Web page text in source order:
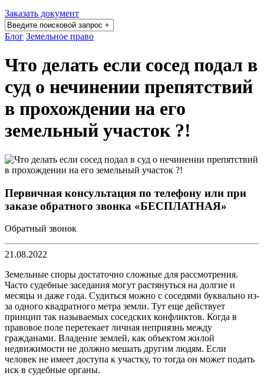
Заказать документ
Блог Земельное право
Что делать если сосед подал в
суд о нечинении препятствий
в прохождении на его
земельный участок ?!
Первичная консультация по телефону или при
заказе обратного звонка «БЕСПЛАТНАЯ»
Обратный звонок
21.08.2022
Земельные споры достаточно сложные для рассмотрения.
Часто судебные заседания могут растянуться на долгие и
месяцы и даже года. Судиться можно с соседями буквально из-
за одного квадратного метра земли. Тут еще действует
принцип так называемых соседских конфликтов. Когда в
правовое поле перетекает личная неприязнь между
гражданами. Владение землей, как объектом жилой
недвижимости не должно мешать другим людям. Если
человек не имеет доступа к участку, то тогда он может подать
иск в судебные органы.